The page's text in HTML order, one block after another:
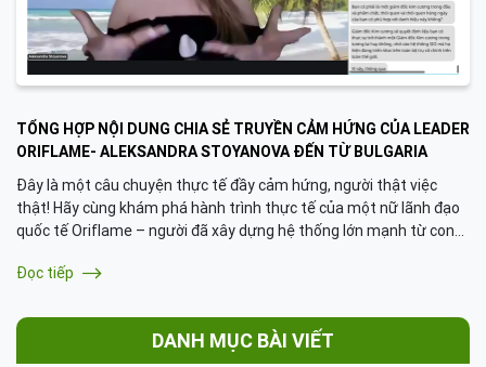
DANH MỤC BÀI VIẾT
TỔNG HỢP NỘI DUNG CHIA SẺ TRUYỀN CẢM HỨNG CỦA LEADER
ORIFLAME- ALEKSANDRA STOYANOVA ĐẾN TỪ BULGARIA
Đây là một câu chuyện thực tế đầy cảm hứng, người thật việc
thật! Hãy cùng khám phá hành trình thực tế của một nữ lãnh đạo
quốc tế Oriflame – người đã xây dựng hệ thống lớn mạnh từ con
Đọc tiếp